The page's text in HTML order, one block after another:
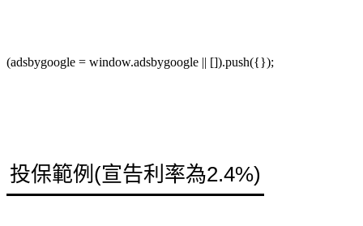
(adsbygoogle = window.adsbygoogle || []).push({});
投保範例(宣告利率為2.4%)